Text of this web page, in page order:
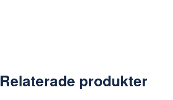
Relaterade produkter